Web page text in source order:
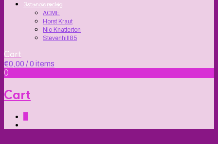
3stunddreckig
ACME
Horst Kraut
Nic Knatterton
Stevenhill85
Cart
€0,00 / 0 items
0
Cart